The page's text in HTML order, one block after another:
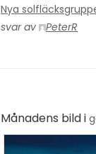
Nya
svar av
PeterR
Månadens bild i